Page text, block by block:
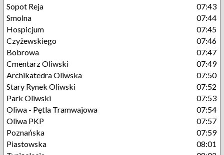
Sopot Reja
07:43
Smolna
07:44
Hospicjum
07:45
Czyżewskiego
07:46
Bobrowa
07:47
Cmentarz Oliwski
07:49
Archikatedra Oliwska
07:50
Stary Rynek Oliwski
07:52
Park Oliwski
07:53
Oliwa - Pętla Tramwajowa
07:54
Oliwa PKP
07:57
Poznańska
07:59
Piastowska
08:01